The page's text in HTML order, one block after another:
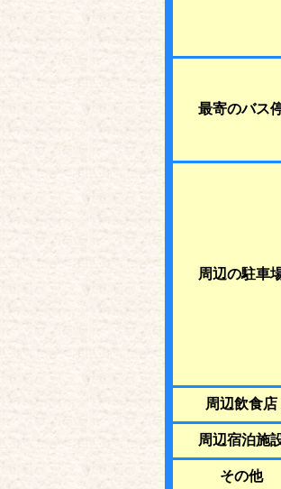
最寄のバス
周辺の駐車
周辺飲食店
周辺宿泊施
その他